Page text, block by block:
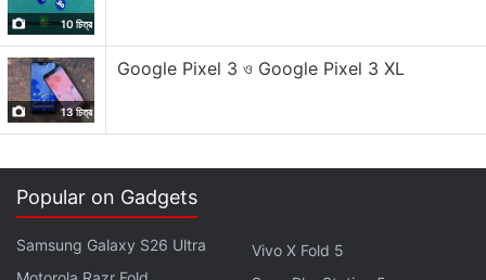
সম্পূর্ণ নতুন দর্শকদের সাথে তাদের পরিচয় করিয়ে দিতে পারে। এর ফলে,
অ্যাকাউন্টে অর্গানিক গ্রোথ (খরচ না করে প্রচার) বৃদ্ধির ভাল সম্ভাবনা
রয়েছে। কোম্পানির প্রমোশন থেকে বাড়তে পারে উপার্জন।
Repost কীভাবে করবেন
1. ইনস্টাগ্রামে একটি পোস্ট পুনরায় পোস্ট করতে এই পদক্ষেপগুলি অনুসরণ
করুন।
3. যে কোনো পাবলিক রিল বা পোস্টে যা আপনি পুনরায় পোস্ট করতে চান,
10 চিত্র
13 চিত্র
Google Pixel 3 ও Google Pixel 3 XL
Popular on Gadgets
Samsung Galaxy S26 Ultra
Vivo X Fold 5